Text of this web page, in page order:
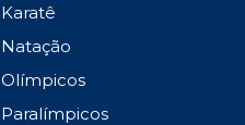
Karatê
Natação
Olímpicos
Paralímpicos